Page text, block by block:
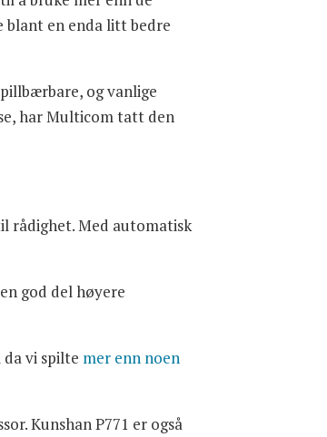
blant en enda litt bedre
og vanlige
har Multicom tatt den
rådighet. Med automatisk
god del høyere
vi spilte mer enn noen
Kunshan P771 er også